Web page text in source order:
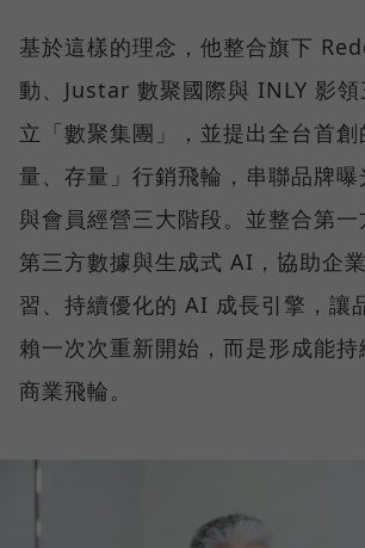
基於這樣的理念，他整合旗下
動、Justar 數聚國際與 INLY 影
立「數聚集團」，並提出全台首
量、存量」行銷飛輪，串聯品牌
與會員經營三大階段。並整合第一
第三方數據與生成式 AI，協助企
習、持續優化的 AI 成長引擎，讓
賴一次次重新開始，而是形成能
商業飛輪。